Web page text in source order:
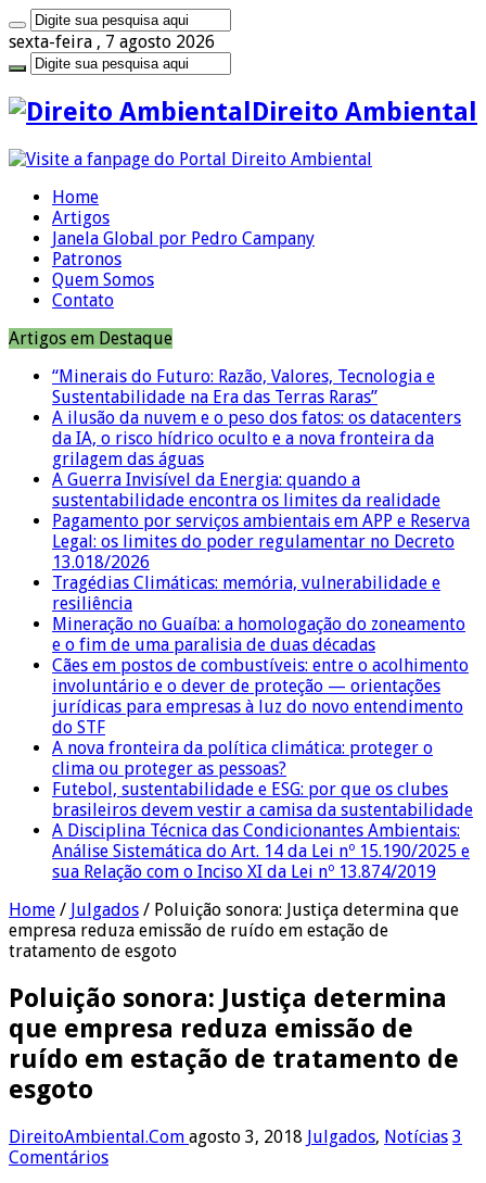
sexta-feira , 7 agosto 2026
Direito Ambiental
Home
Artigos
Janela Global por Pedro Campany
Patronos
Quem Somos
Contato
Artigos em Destaque
“Minerais do Futuro: Razão, Valores, Tecnologia e
Sustentabilidade na Era das Terras Raras”
A ilusão da nuvem e o peso dos fatos: os datacenters
da IA, o risco hídrico oculto e a nova fronteira da
grilagem das águas
A Guerra Invisível da Energia: quando a
sustentabilidade encontra os limites da realidade
Pagamento por serviços ambientais em APP e Reserva
Legal: os limites do poder regulamentar no Decreto
13.018/2026
Tragédias Climáticas: memória, vulnerabilidade e
resiliência
Mineração no Guaíba: a homologação do zoneamento
e o fim de uma paralisia de duas décadas
Cães em postos de combustíveis: entre o acolhimento
involuntário e o dever de proteção — orientações
jurídicas para empresas à luz do novo entendimento
do STF
A nova fronteira da política climática: proteger o
clima ou proteger as pessoas?
Futebol, sustentabilidade e ESG: por que os clubes
brasileiros devem vestir a camisa da sustentabilidade
A Disciplina Técnica das Condicionantes Ambientais:
Análise Sistemática do Art. 14 da Lei nº 15.190/2025 e
sua Relação com o Inciso XI da Lei nº 13.874/2019
Home / Julgados / Poluição sonora: Justiça determina que
empresa reduza emissão de ruído em estação de
tratamento de esgoto
Poluição sonora: Justiça determina
que empresa reduza emissão de
ruído em estação de tratamento de
esgoto
DireitoAmbiental.Com agosto 3, 2018 Julgados, Notícias 3
Comentários